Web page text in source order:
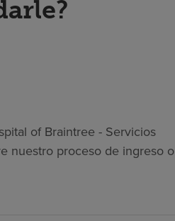
of Braintree - Servicios
nuestro proceso de ingreso o